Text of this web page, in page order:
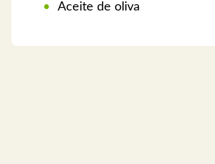
Aceite de oliva